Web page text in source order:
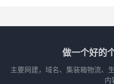
做一个好的
主要网建，域名、集装箱物流、
内